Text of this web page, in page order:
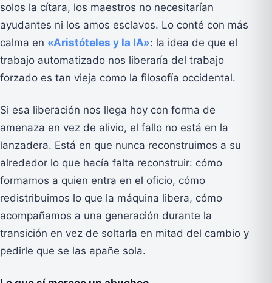
solos la cítara, los maestros no necesitarían
ayudantes ni los amos esclavos. Lo conté con más
calma en «Aristóteles y la IA»: la idea de que el
trabajo automatizado nos liberaría del trabajo
forzado es tan vieja como la filosofía occidental.
Si esa liberación nos llega hoy con forma de
amenaza en vez de alivio, el fallo no está en la
lanzadera. Está en que nunca reconstruimos a su
alrededor lo que hacía falta reconstruir: cómo
formamos a quien entra en el oficio, cómo
redistribuimos lo que la máquina libera, cómo
acompañamos a una generación durante la
transición en vez de soltarla en mitad del cambio y
pedirle que se las apañe sola.